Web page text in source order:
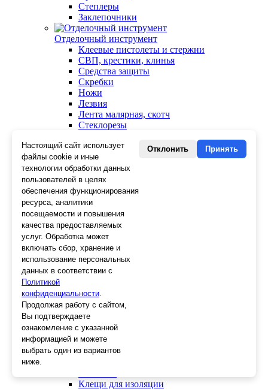
Степлеры
Заклепочники
Отделочный инструмент
Клеевые пистолеты и стержни
СВП, крестики, клинья
Средства защиты
Скребки
Ножи
Лезвия
Лента малярная, скотч
Стеклорезы
Пистолеты для герметика и пены
Шила
Стеклоткань, серпянка
Ещё 2
Слесарный инструмент
Болторезы
Длинногубцы
Круглогубцы
Бокорезы
Кувалды
Молотки
Зенкера, бородки, кернеры
Керны
Патроны, переходники
Ножницы электрика
Стопорные кольца
Съемники стопорных колец
Клещи для изоляции
Настоящий сайт использует
файлы cookie и иные
технологии обработки данных
пользователей в целях
обеспечения функционирования
ресурса, аналитики
посещаемости и повышения
качества предоставляемых
услуг. Обработка может
включать сбор, хранение и
использование персональных
данных в соответствии с
Политикой
конфиденциальности.
Продолжая работу с сайтом,
Вы подтверждаете
ознакомление с указанной
информацией и можете
выбрать один из вариантов
ниже.
Отклонить Принять